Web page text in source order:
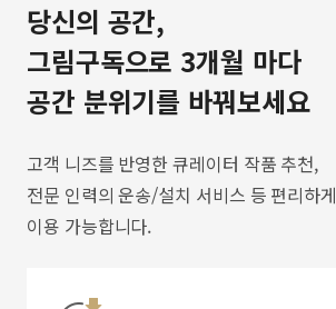
당신의 공간,
그림구독으로 3개월 마다
공간 분위기를 바꿔보세요
고객 니즈를 반영한 큐레이터 작품 추천,
전문 인력의 운송/설치 서비스 등 편리하게
이용 가능합니다.